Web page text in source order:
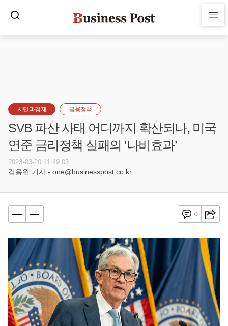
시민과경제 금융정책
SVB 파산 사태 어디까지 확산되나, 미국
연준 금리정책 실패의 ‘나비효과’
2023-03-20 11:49:03
김용원 기자 - one@businesspost.co.kr
0